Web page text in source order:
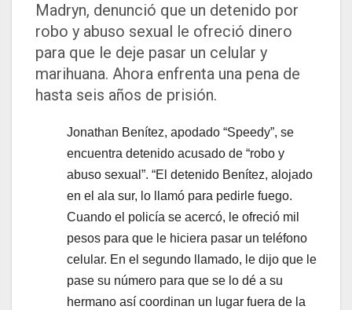
Madryn, denunció que un detenido por
robo y abuso sexual le ofreció dinero
para que le deje pasar un celular y
marihuana. Ahora enfrenta una pena de
hasta seis años de prisión.
Jonathan Benítez, apodado “Speedy”, se
encuentra detenido acusado de “robo y
abuso sexual”. “El detenido Benítez, alojado
en el ala sur, lo llamó para pedirle fuego.
Cuando el policía se acercó, le ofreció mil
pesos para que le hiciera pasar un teléfono
celular. En el segundo llamado, le dijo que le
pase su número para que se lo dé a su
hermano así coordinan un lugar fuera de la